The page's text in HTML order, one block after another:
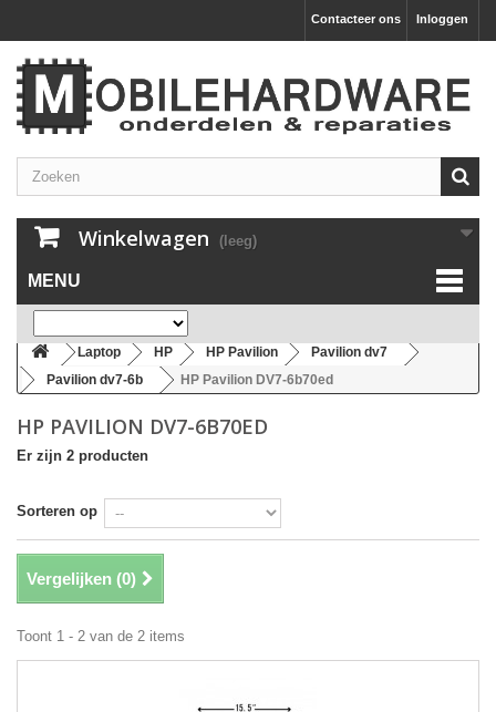
Inloggen
Contacteer ons
Winkelwagen (leeg)
MENU
Laptop HP HP Pavilion
Pavilion dv7
Pavilion dv7-6b
HP Pavilion DV7-6b70ed
HP PAVILION DV7-6B70ED
Er zijn 2 producten
Sorteren op
Vergelijken (0)
Toont 1 - 2 van de 2 items